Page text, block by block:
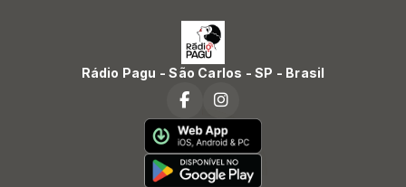
Rádio Pagu - São Carlos - SP - Brasil